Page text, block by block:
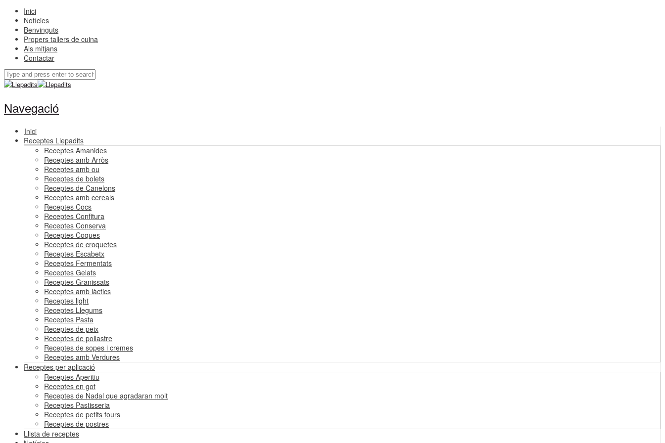
Inici
Notícies
Benvinguts
Propers tallers de cuina
Als mitjans
Contactar
Navegació
Inici
Receptes Llepadits
Receptes Amanides
Receptes amb Arròs
Receptes amb ou
Receptes de bolets
Receptes de Canelons
Receptes amb cereals
Receptes Cocs
Receptes Confitura
Receptes Conserva
Receptes Coques
Receptes de croquetes
Receptes Escabetx
Receptes Fermentats
Receptes Gelats
Receptes Granissats
Receptes amb làctics
Receptes light
Receptes Llegums
Receptes Pasta
Receptes de peix
Receptes de pollastre
Receptes de sopes i cremes
Receptes amb Verdures
Receptes per aplicació
Receptes Aperitiu
Receptes en got
Receptes de Nadal que agradaran molt
Receptes Pastisseria
Receptes de petits fours
Receptes de postres
Llista de receptes